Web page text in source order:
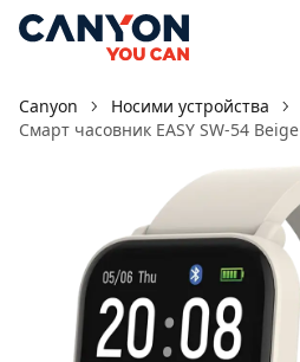
Canyon Носими устройства
Смарт часовник EASY SW-54 Beige